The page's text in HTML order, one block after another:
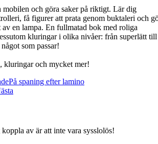
mobilen och göra saker på riktigt. Lär dig
få figurer att prata genom buktaleri och
en lampa. En fullmatad bok med roliga
kluringar i olika nivåer: från superlätt till
som passar!
kluringar och mycket mer!
På spaning efter lamino
av är att inte vara sysslolös!